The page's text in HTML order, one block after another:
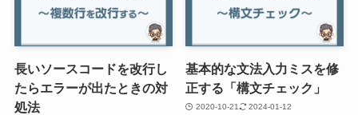
長いソースコードを改行し
たらエラーが出たときの対
処法
基本的な文法入力ミスを修
正する「構文チェック」
2020-10-21 2024-01-12